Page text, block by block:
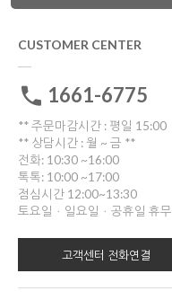
CUSTOMER CENTER
1661-6775
** 주문마감시간 : 평일 15:00
** 상담시간 : 월 ~ 금 **
전화: 10:30 ~16:00
톡톡: 10:00 ~17:00
점심시간 12:00~13:30
토요일ㆍ일요일ㆍ공휴일 휴무
고객센터 전화연결